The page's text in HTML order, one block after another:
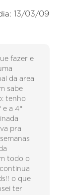
13/03/09
fazer e
da area
sabe
tenho
e a 4°
pra
todo o
o que
ter